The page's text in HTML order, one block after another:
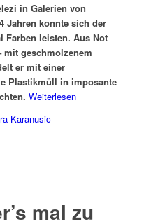
in Galerien von
Jahren konnte sich der
Farben leisten. Aus Not
mit geschmolzenem
er mit einer
Plastikmüll in imposante
Weiterlesen
Karanusic
mal zu